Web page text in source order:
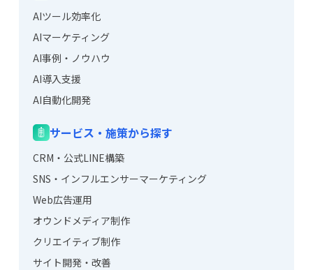
AIツール効率化
AIマーケティング
AI事例・ノウハウ
AI導入支援
AI自動化開発
サービス・施策から探す
CRM・公式LINE構築
SNS・インフルエンサーマーケティング
Web広告運用
オウンドメディア制作
クリエイティブ制作
サイト開発・改善